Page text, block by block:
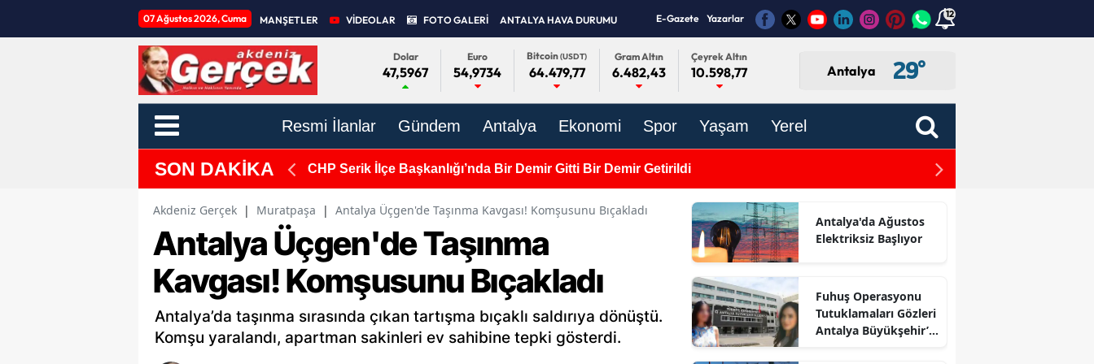
07 Ağustos 2026, Cuma MANŞETLER VİDEOLAR FOTO GALERİ ANTALYA HAVA DURUMU E-Gazete Yazarlar 12
Dolar
47,5967
Euro
54,9734
Bitcoin(USDT)
64.479,77
Gram Altın
6.482,43
Çeyrek Altın
10.598,77 Antalya 29°
Resmi İlanlar Gündem Antalya Ekonomi Spor Yaşam Yerel
SON DAKİKA Manavgat'ın Yaylalarına Kitap Köprüsü! Çocuklar Kütüphaneyle Buluşuyor Falezlere Sıfır Otel
Akdeniz Gerçek | Muratpaşa | Antalya Üçgen'de Taşınma Kavgası! Komşusunu Bıçakladı
Antalya Üçgen'de Taşınma
Kavgası! Komşusunu Bıçakladı
Antalya’da taşınma sırasında çıkan tartışma bıçaklı saldırıya dönüştü.
Komşu yaralandı, apartman sakinleri ev sahibine tepki gösterdi.
Antalya'da Ağustos
Elektriksiz Başlıyor
Fuhuş Operasyonu
Tutuklamaları Gözleri
Antalya Büyükşehir’e